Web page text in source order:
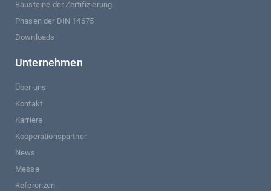
Bausteine der Zertifizierung
Phasen der DIN 14675
Downloads
Unternehmen
Über uns
Kontakt
Karriere
Kooperationspartner
News
Messe
Referenzen